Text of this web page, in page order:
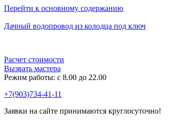
Перейти к основному содержанию
Дачный водопровод из колодца под ключ
Расчет стоимости
Вызвать мастера
Режим работы: c 8.00 до 22.00
+7(903)734-41-11
Заявки на сайте принимаются круглосуточно!